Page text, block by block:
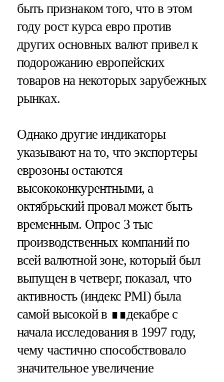
быть признаком того, что в этом
году рост курса евро против
других основных валют привел к
подорожанию европейских
товаров на некоторых зарубежных
рынках.
Однако другие индикаторы
указывают на то, что экспортеры
еврозоны остаются
высококонкурентными, а
октябрьский провал может быть
временным. Опрос 3 тыс
производственных компаний по
всей валютной зоне, который был
выпущен в четверг, показал, что
активность (индекс PMI) была
самой высокой в ∎∎декабре с
начала исследования в 1997 году,
чему частично способствовало
значительное увеличение